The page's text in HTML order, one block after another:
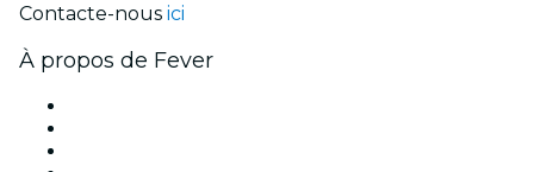
Contacte-nous ici
À propos de Fever